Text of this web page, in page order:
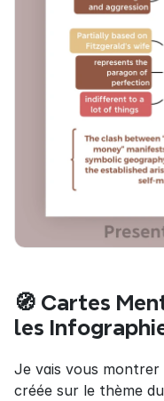
🧭 Cartes
les
Je vais vous
créée sur le thème